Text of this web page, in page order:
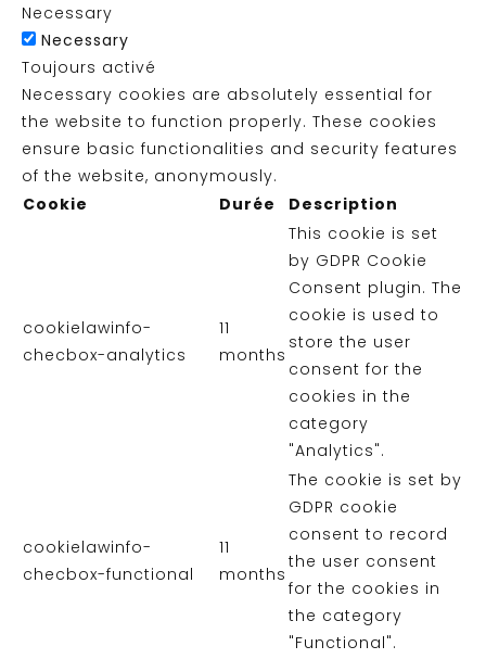
Necessary
Necessary
Toujours activé
Necessary cookies are absolutely essential for
the website to function properly. These cookies
ensure basic functionalities and security features
of the website, anonymously.
Cookie
Durée Description
cookielawinfo-
checbox-analytics
11
months
This cookie is set
by GDPR Cookie
Consent plugin. The
cookie is used to
store the user
consent for the
cookies in the
category
"Analytics".
cookielawinfo-
checbox-functional
11
months
The cookie is set by
GDPR cookie
consent to record
the user consent
for the cookies in
the category
"Functional".